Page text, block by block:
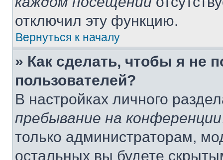
отключил эту функцию.
Вернуться к началу
» Как сделать, чтобы я не
пользователей?
В настройках личного
пребывание на конференции
только администраторам,
остальных вы будете